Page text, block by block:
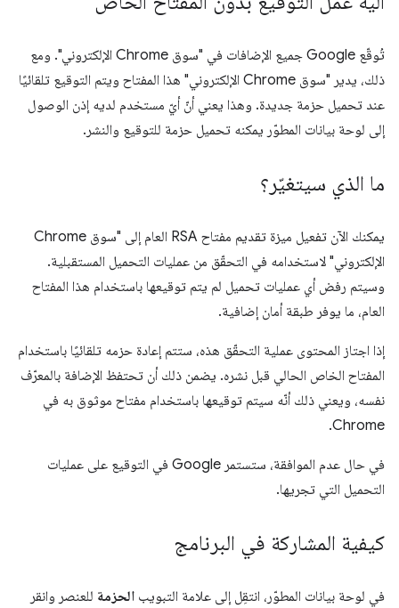
تُوقّع Google جميع الإضافات في "سوق Chrome الإلكتروني". ومع
ذلك، يدير "سوق Chrome الإلكتروني" هذا المفتاح ويتم التوقيع تلقائيًا
عند تحميل حزمة جديدة. وهذا يعني أنّ أيّ مستخدم لديه إذن الوصول
إلى لوحة بيانات المطوّر يمكنه تحميل حزمة للتوقيع والنشر.
ما الذي سيتغيّر؟
يمكنك الآن تفعيل ميزة تقديم مفتاح RSA العام إلى "سوق Chrome
الإلكتروني" لاستخدامه في التحقّق من عمليات التحميل المستقبلية.
وسيتم رفض أي عمليات تحميل لم يتم توقيعها باستخدام هذا المفتاح
العام، ما يوفر طبقة أمان إضافية.
إذا اجتاز المحتوى عملية التحقّق هذه، ستتم إعادة حزمه تلقائيًا باستخدام
المفتاح الخاص الحالي قبل نشره. يضمن ذلك أن تحتفظ الإضافة بالمعرّف
نفسه، ويعني ذلك أنّه سيتم توقيعها باستخدام مفتاح موثوق به في
Chrome.
في حال عدم الموافقة، ستستمر Google في التوقيع على عمليات
التحميل التي تجريها.
كيفية المشاركة في البرنامج
في لوحة بيانات المطوّر، انتقِل إلى علامة التبويب الحزمة للعنصر وانقر